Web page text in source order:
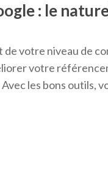
: le
votre niveau de
votre
les bons outils,